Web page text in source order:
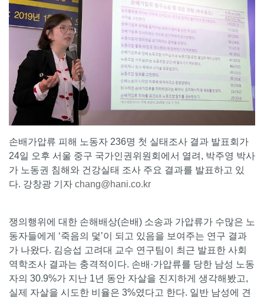
손배가압류 피해 노동자 236명 첫 실태조사 결과 발표회가
24일 오후 서울 중구 국가인권위원회에서 열려, 박주영 박사
가 노동권 침해와 건강실태 조사 주요 결과를 발표하고 있
다. 강창광 기자 chang@hani.co.kr
쟁의행위에 대한 손해배상(손배) 소송과 가압류가 수많은 노
동자들에게 ‘죽음의 덫’이 되고 있음을 보여주는 연구 결과
가 나왔다. 김승섭 고려대 교수 연구팀이 최근 발표한 사회
역학조사 결과는 충격적이다. 손배·가압류를 당한 남성 노동
자의 30.9%가 지난 1년 동안 자살을 진지하게 생각해봤고,
실제 자살을 시도한 비율은 3%였다고 한다. 일반 남성에 견